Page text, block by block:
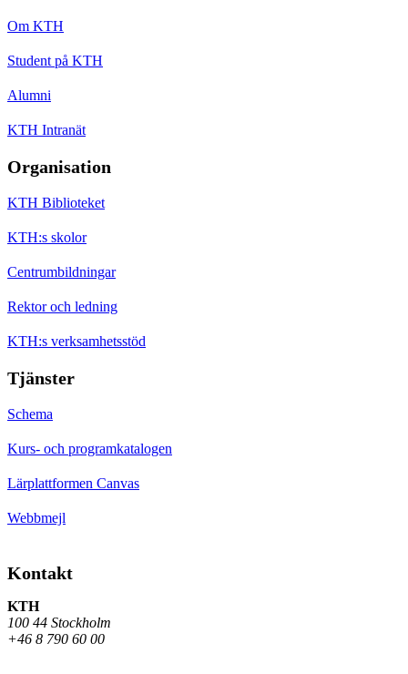
Om KTH
Student på KTH
Alumni
KTH Intranät
Organisation
KTH Biblioteket
KTH:s skolor
Centrumbildningar
Rektor och ledning
KTH:s verksamhetsstöd
Tjänster
Schema
Kurs- och programkatalogen
Lärplattformen Canvas
Webbmejl
Kontakt
KTH
100 44 Stockholm
+46 8 790 60 00